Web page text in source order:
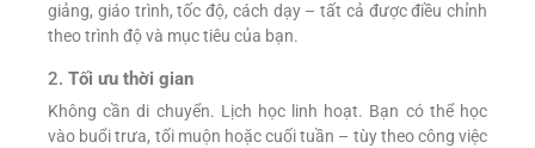
giảng, giáo trình, tốc độ, cách dạy – tất cả được điều chỉnh
theo trình độ và mục tiêu của bạn.
2. Tối ưu thời gian
Không cần di chuyển. Lịch học linh hoạt. Bạn có thể học
vào buổi trưa, tối muộn hoặc cuối tuần – tùy theo công việc